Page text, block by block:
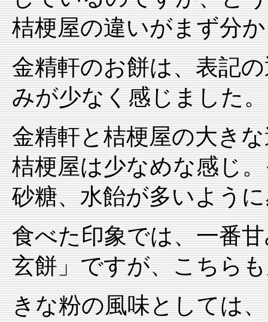
桔梗屋の違いがまず分
金精軒のお餅は、表記
みが少なく感じました。
金精軒と桔梗屋の大き
桔梗屋は少なめな感じ
砂糖、水飴が多いよう
食べた印象では、一番
玄餅」ですが、こちら
きな粉の風味としては